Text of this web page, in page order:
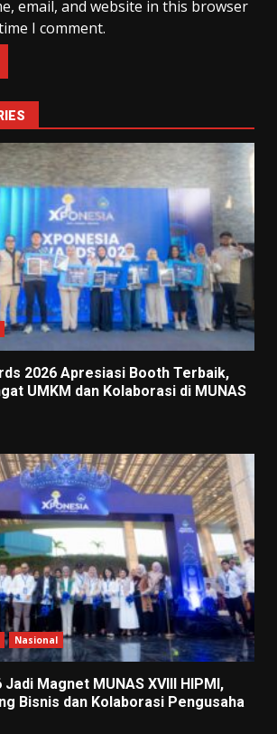
email, and website in this browser
I comment.
2026 Apresiasi Booth Terbaik,
UMKM dan Kolaborasi di MUNAS
Nasional
Jadi Magnet MUNAS XVIII HIPMI,
Bisnis dan Kolaborasi Pengusaha